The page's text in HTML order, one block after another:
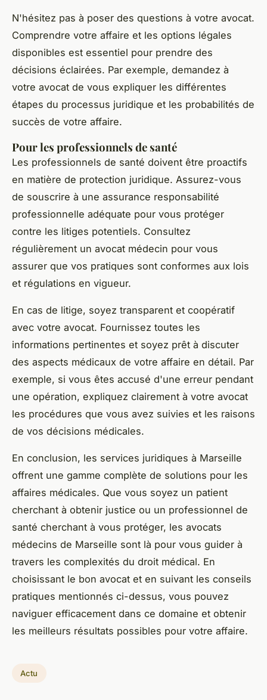
N'hésitez pas à poser des questions à votre avocat.
Comprendre votre affaire et les options légales
disponibles est essentiel pour prendre des
décisions éclairées. Par exemple, demandez à
votre avocat de vous expliquer les différentes
étapes du processus juridique et les probabilités de
succès de votre affaire.
Pour les professionnels de santé
Les professionnels de santé doivent être proactifs
en matière de protection juridique. Assurez-vous
de souscrire à une assurance responsabilité
professionnelle adéquate pour vous protéger
contre les litiges potentiels. Consultez
régulièrement un avocat médecin pour vous
assurer que vos pratiques sont conformes aux lois
et régulations en vigueur.
En cas de litige, soyez transparent et coopératif
avec votre avocat. Fournissez toutes les
informations pertinentes et soyez prêt à discuter
des aspects médicaux de votre affaire en détail. Par
exemple, si vous êtes accusé d'une erreur pendant
une opération, expliquez clairement à votre avocat
les procédures que vous avez suivies et les raisons
de vos décisions médicales.
En conclusion, les services juridiques à Marseille
offrent une gamme complète de solutions pour les
affaires médicales. Que vous soyez un patient
cherchant à obtenir justice ou un professionnel de
santé cherchant à vous protéger, les avocats
médecins de Marseille sont là pour vous guider à
travers les complexités du droit médical. En
choisissant le bon avocat et en suivant les conseils
pratiques mentionnés ci-dessus, vous pouvez
naviguer efficacement dans ce domaine et obtenir
les meilleurs résultats possibles pour votre affaire.
Actu